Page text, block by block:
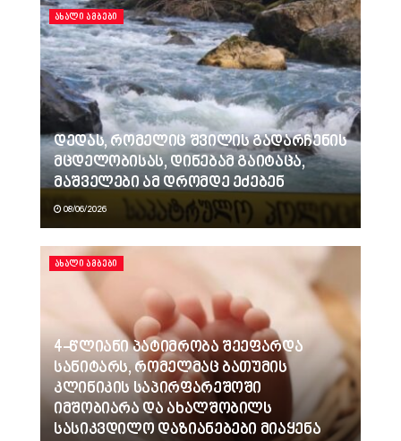
ᲐᲮᲐᲚᲘ ᲐᲛᲑᲔᲑᲘ
დედას, რომელიც შვილის გადარჩენის
მცდელობისას, დინებამ გაიტაცა,
მაშველები ამ დრომდე ეძებენ
08/06/2026
ᲐᲮᲐᲚᲘ ᲐᲛᲑᲔᲑᲘ
4-წლიანი პატიმრობა შეეფარდა
სანიტარს, რომელმაც ბათუმის
კლინიკის საპირფარეშოში
იმშობიარა და ახალშობილს
სასიკვდილო დაზიანებები მიაყენა